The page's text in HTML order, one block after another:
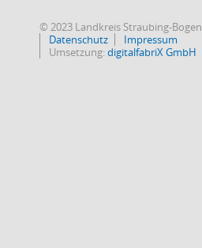
© 2023 Landkreis Straubing-Bogen
Datenschutz
Impressum
Umsetzung:digitalfabriX GmbH